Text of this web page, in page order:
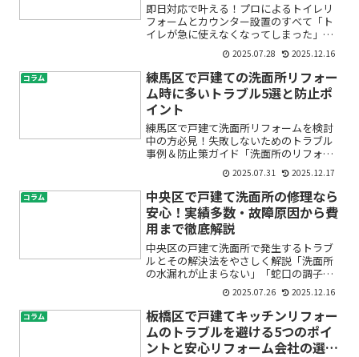
即日対応で叶える！プロによるトイレリ
フォームとカウンター設置のすべて「ト
イレが急に使えなくなってしまった」
「古くなったトイレをおしゃれにリフォ
ームしたい」「収納スペースが足りず困
っている」——そんなお悩みをお持ちで
はありませんか？トイレは毎...
2025.07.28 2025.12.16
コラム
練馬区で戸建ての洗面所リフォー
ム時に多いトラブル5選と防止ポ
イント
練馬区で戸建て洗面所リフォームを検討
中の方必見！失敗しないためのトラブル
事例＆防止策ガイド「洗面所のリフォー
ムをしたいけど、費用や業者選びで失敗
しないか心配」「練馬区で実際に起きて
いるトラブルは？」「初めてのリフォー
ム、何を気を付ければいい...
2025.07.31 2025.12.17
コラム
中央区で戸建て洗面所の修理なら
安心！実績多数・故障原因から費
用まで徹底解説
中央区の戸建て洗面所で発生するトラブ
ルとその解決法をやさしく解説「洗面所
の水漏れが止まらない」「蛇口の調子が
悪くて困っている」「修理費用がどれく
らいかかるのか不安…」。中央区で戸建
てにお住まいの方で、こんなお悩みを抱
えていませんか？水回りの...
2025.07.26 2025.12.16
コラム
板橋区で戸建てキッチンリフォー
ムのトラブルを避ける5つのポイ
ントと安心リフォーム会社の選び